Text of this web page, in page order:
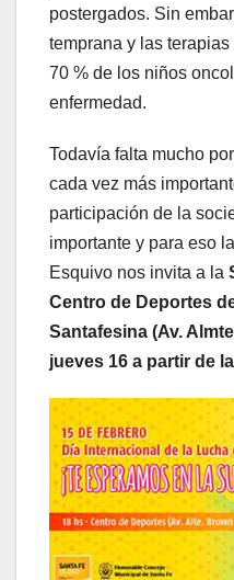
postergados. Sin
temprana y las
70 % de los niños
enfermedad.
Todavía falta mucho
cada vez más
participación de la
importante y para eso
Esquivo nos invita a la
Centro de Deportes
Santafesina (Av.
jueves 16 a partir de